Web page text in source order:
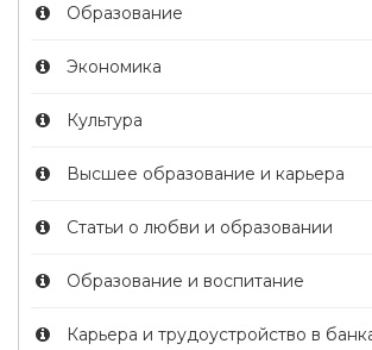
Образование
Экономика
Культура
Высшее образование и карьера
Статьи о любви и образовании
Образование и воспитание
Карьера и трудоустройство в